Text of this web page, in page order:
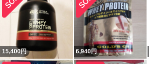
15,400円 6,940円